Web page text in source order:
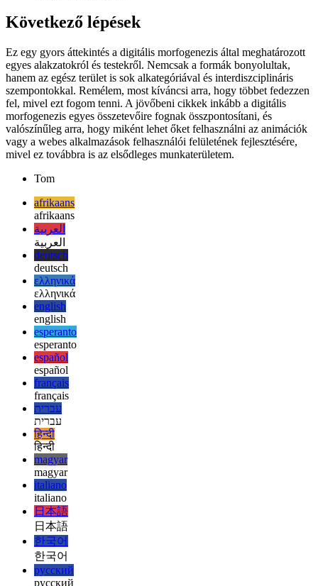
Image 073699ecfc3e
Következő lépések
Ez egy gyors áttekintés a digitális morfogenezis által meghatározott
egyes alakzatokról és testekről. Nemcsak a formák bonyolultak,
hanem az egész terület is sok alkategóriával és interdiszciplináris
szempontokkal. Remélem, most kíváncsi arra, hogy többet fedezzen
morfogenezis egyes összetevőire fognak összpontosítani, és
valószínűleg arra, hogy miként lehet őket felhasználni az animációk
vagy a webes alkalmazások felhasználói felületének fejlesztésére,
mivel ez továbbra is az elsődleges munkaterületem.
Tom
afrikaans
afrikaans
العربية
العربية
deutsch
deutsch
ελληνικά
ελληνικά
english
english
esperanto
esperanto
español
español
français
français
עברית
עברית
हिन्दी
हिन्दी
magyar
magyar
italiano
italiano
日本語